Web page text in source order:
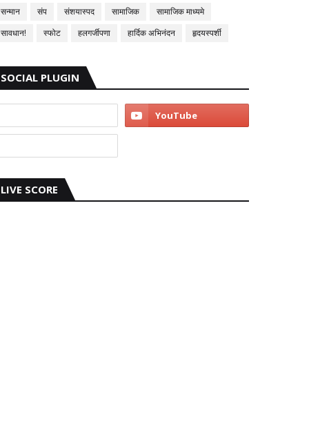
सन्मान
संप संशयास्पद सामाजिक
सामाजिक माध्यमे
सावधान!
स्फोट हलगर्जीपणा हार्दिक अभिनंदन हृदयस्पर्शी
SOCIAL PLUGIN
LIVE SCORE